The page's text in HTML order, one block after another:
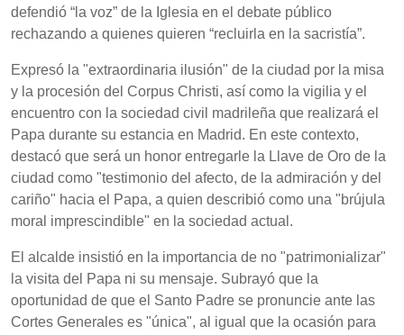
defendió “la voz” de la Iglesia en el debate público
rechazando a quienes quieren “recluirla en la sacristía”.
Expresó la "extraordinaria ilusión" de la ciudad por la misa
y la procesión del Corpus Christi, así como la vigilia y el
encuentro con la sociedad civil madrileña que realizará el
Papa durante su estancia en Madrid. En este contexto,
destacó que será un honor entregarle la Llave de Oro de la
ciudad como "testimonio del afecto, de la admiración y del
cariño" hacia el Papa, a quien describió como una "brújula
moral imprescindible" en la sociedad actual.
El alcalde insistió en la importancia de no "patrimonializar"
la visita del Papa ni su mensaje. Subrayó que la
oportunidad de que el Santo Padre se pronuncie ante las
Cortes Generales es "única", al igual que la ocasión para